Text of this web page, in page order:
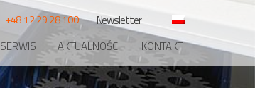
+48 12 29 28 100
Newsletter
SERWIS AKTUALNOŚCI KONTAKT